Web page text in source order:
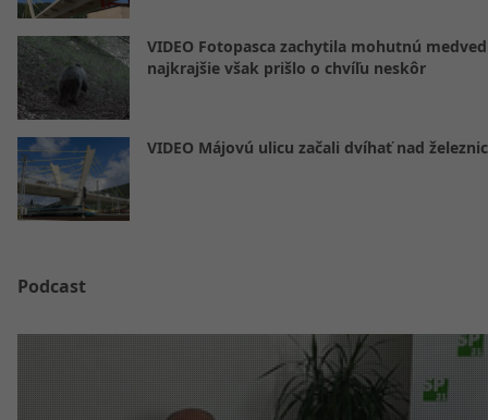
VIDEO Fotopasca zachytila mohutnú
najkrajšie však prišlo o chvíľu neskôr
VIDEO Májovú ulicu začali dvíhať nad
Podcast